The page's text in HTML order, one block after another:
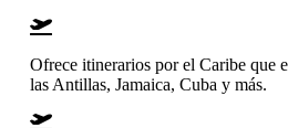
Ofrece itinerarios por el Caribe que
las Antillas, Jamaica, Cuba y más.